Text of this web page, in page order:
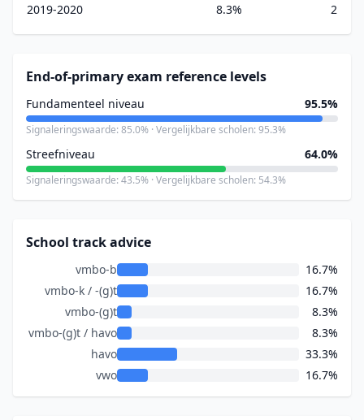
2019-2020
8.3% 2
End-of-primary exam reference levels
Fundamenteel niveau 95.5%
Signaleringswaarde: 85.0% · Vergelijkbare scholen: 95.3%
Streefniveau 64.0%
Signaleringswaarde: 43.5% · Vergelijkbare scholen: 54.3%
School track advice
vmbo-b
16.7%
vmbo-k / -(g)t
16.7%
vmbo-(g)t
8.3%
vmbo-(g)t / havo
8.3%
havo
33.3%
vwo
16.7%